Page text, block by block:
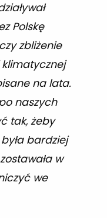
Polskę
zbliżenie
na lata.
naszych
tak, żeby
bardziej
w
we